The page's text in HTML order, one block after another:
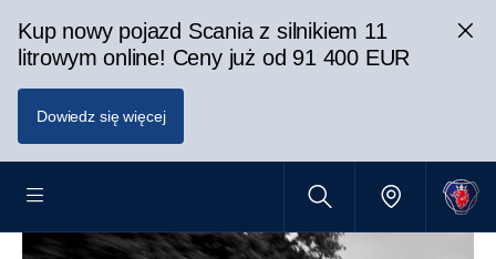
Kup nowy pojazd Scania z silnikiem 11
litrowym online! Ceny już od 91 400 EUR
Dowiedz się więcej